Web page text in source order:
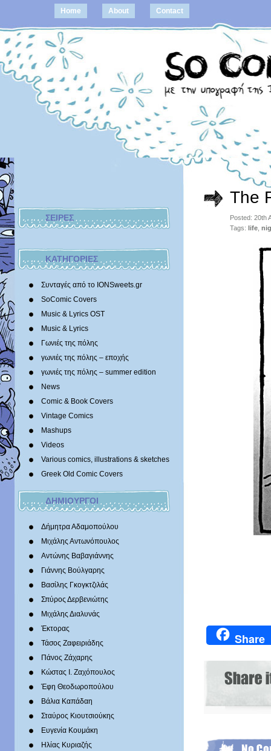
Home About Contact
ΣΕΙΡΕΣ
ΚΑΤΗΓΟΡΙΕΣ
Συνταγές από το IONSweets.gr
SoComic Covers
Music & Lyrics OST
Music & Lyrics
Γωνιές της πόλης
γωνιές της πόλης – εποχής
γωνιές της πόλης – summer edition
News
Comic & Book Covers
Vintage Comics
Mashups
Videos
Various comics, illustrations & sketches
Greek Old Comic Covers
ΔΗΜΙΟΥΡΓΟΙ
Δήμητρα Αδαμοπούλου
Μιχάλης Αντωνόπουλος
Αντώνης Βαβαγιάννης
Γιάννης Βούλγαρης
Βασίλης Γκογκτζιλάς
Σπύρος Δερβενιώτης
Mιχάλης Διαλυνάς
Έκτορας
Τάσος Ζαφειριάδης
Πάνος Ζάχαρης
Κώστας Ι. Ζαχόπουλoς
Έφη Θεοδωροπούλου
Βάλια Καπάδαη
Σταύρος Κιουτσιούκης
Ευγενία Κουμάκη
Ηλίας Κυριαζής
The
Posted: 20th
Tags: life
Share